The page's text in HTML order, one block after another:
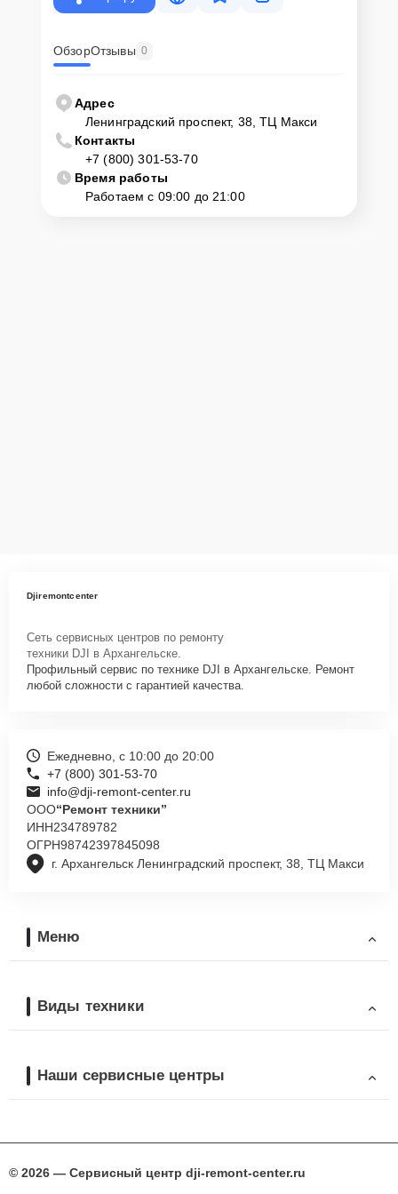
линии: +7 (800) 301-53-70. Наши специалисты оперативно
оформят выезд мастера в удобное время и место.
ОбзорОтзывы 0
Адрес
Ленинградский проспект, 38, ТЦ Макси
Контакты
+7 (800) 301-53-70
Время работы
Работаем с 09:00 до 21:00
Djiremontcenter
Сеть сервисных центров по ремонту
техники DJI в Архангельске.
Профильный сервис по технике DJI в Архангельске. Ремонт
любой сложности с гарантией качества.
г. Архангельск Ленинградский проспект, 38, ТЦ Макси
Ежедневно, с 10:00 до 20:00
+7 (800) 301-53-70
info@dji-remont-center.ru
ООО“Ремонт техники”
ИНН234789782
ОГРН98742397845098
Меню
Виды техники
Наши сервисные центры
© 2026 — Сервисный центр dji-remont-center.ru